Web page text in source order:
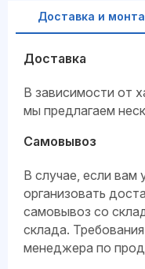
Доставка и
Доставка
В зависимости от
мы предлагаем
Самовывоз
В случае, если вам
организовать
самовывоз со
склада.
менеджера по